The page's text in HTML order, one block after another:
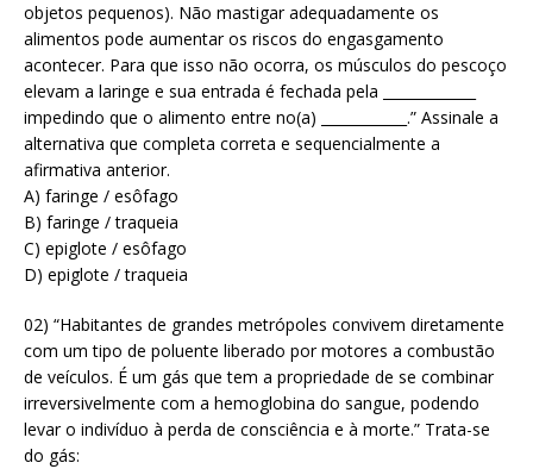
objetos pequenos). Não mastigar adequadamente os
alimentos pode aumentar os riscos do engasgamento
acontecer. Para que isso não ocorra, os músculos do pescoço
elevam a laringe e sua entrada é fechada pela _____________
impedindo que o alimento entre no(a) ____________.” Assinale a
alternativa que completa correta e sequencialmente a
afirmativa anterior.
A) faringe / esôfago
B) faringe / traqueia
C) epiglote / esôfago
D) epiglote / traqueia
02) “Habitantes de grandes metrópoles convivem diretamente
com um tipo de poluente liberado por motores a combustão
de veículos. É um gás que tem a propriedade de se combinar
irreversivelmente com a hemoglobina do sangue, podendo
levar o indivíduo à perda de consciência e à morte.” Trata-se
do gás: